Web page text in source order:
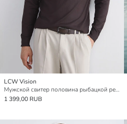
LCW Vision
Мужской свитер половина рыбацкой резинки трикотаж
1 399,00 RUB